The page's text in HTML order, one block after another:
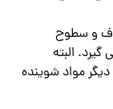
و سطوح
البته
مواد شوینده